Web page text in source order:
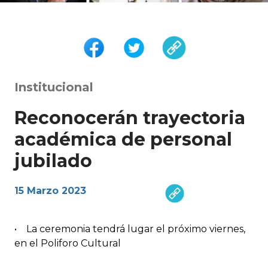
Institucional
Reconocerán trayectoria
académica de personal
jubilado
15 Marzo 2023
• La ceremonia tendrá lugar el próximo viernes,
en el Poliforo Cultural